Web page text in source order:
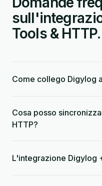
Tools & HTTP.
Come collego Digylog
Cosa posso
HTTP?
L'integrazione Digylog